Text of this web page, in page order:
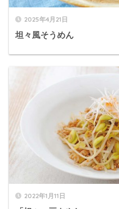
2025年4月21日
坦々風そうめん
2022年1月11日